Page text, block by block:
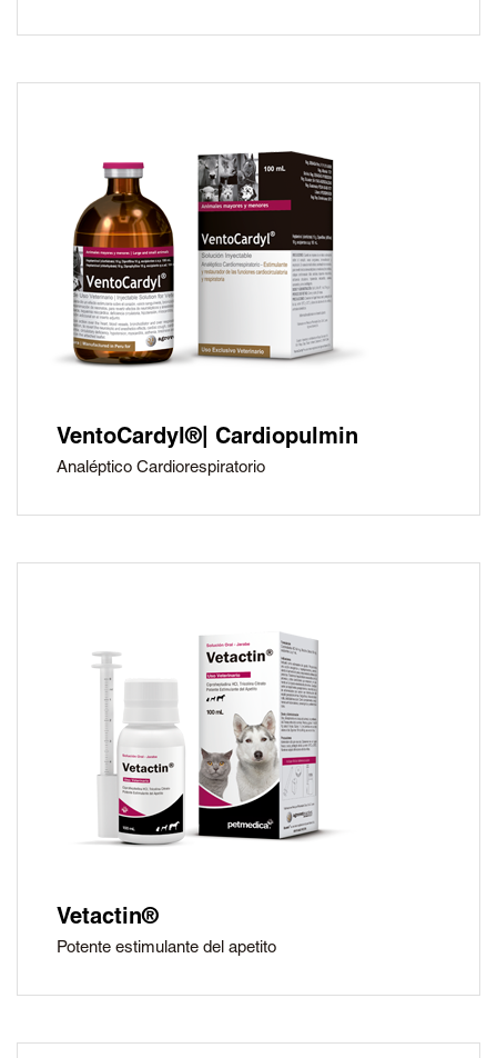
VentoCardyl®| Cardiopulmin
Analéptico Cardiorespiratorio
Vetactin®
Potente estimulante del apetito